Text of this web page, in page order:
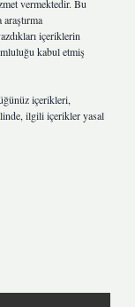
vermektedir. Bu
içeriklerin
kabul etmiş
içerikleri,
ilgili içerikler yasal